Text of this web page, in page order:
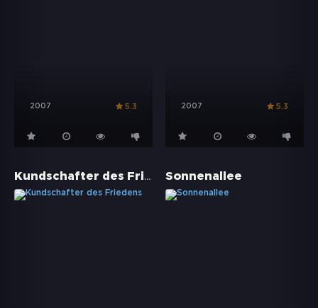
2007 5.3 2007 5.3
Kundschafter des Friedens Sonnenallee